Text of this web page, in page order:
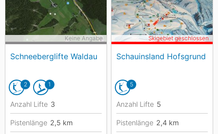
Schneeberglifte Waldau
Keine Angabe
2 1
Anzahl Lifte 3
Pistenlänge 2,5 km
Schauinsland Hofsgrund
Skigebiet geschlossen
5
Anzahl Lifte 5
Pistenlänge 2,4 km